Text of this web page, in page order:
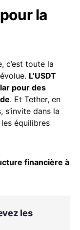
la
c’est toute la
L’USDT
pour des
. Et Tether, en
s’invite dans la
équilibres
financière à
les